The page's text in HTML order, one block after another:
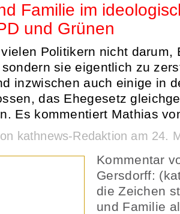
Familie im
und Grünen
Politikern nicht darum,
sie eigentlich zu
inzwischen auch einige in
das Ehegesetz
Es kommentiert Mathias
kathnews-Redaktion am 24.
Kommentar
Gersdorff:
die Zeichen
und Familie